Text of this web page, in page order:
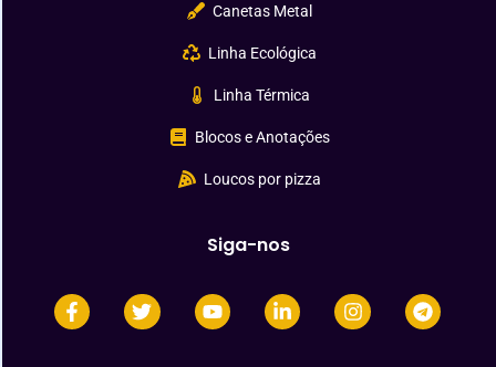
Canetas Metal
Linha Ecológica
Linha Térmica
Blocos e Anotações
Loucos por pizza
Siga-nos